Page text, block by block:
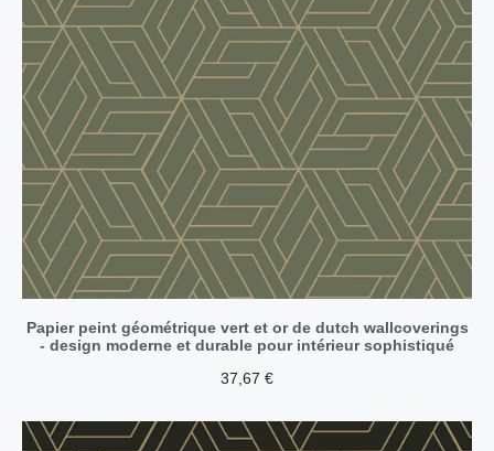
Papier peint géométrique vert et or de dutch wallcoverings
- design moderne et durable pour intérieur sophistiqué
37,67 €